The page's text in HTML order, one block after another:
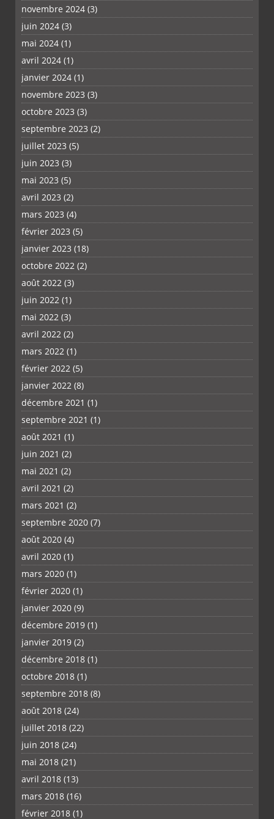
PLUS
novembre 2024 (3)
juin 2024 (3)
mai 2024 (1)
avril 2024 (1)
janvier 2024 (1)
novembre 2023 (3)
octobre 2023 (3)
septembre 2023 (2)
juillet 2023 (5)
juin 2023 (3)
mai 2023 (5)
avril 2023 (2)
mars 2023 (4)
février 2023 (5)
janvier 2023 (18)
octobre 2022 (2)
août 2022 (3)
juin 2022 (1)
mai 2022 (3)
avril 2022 (2)
mars 2022 (1)
février 2022 (5)
janvier 2022 (8)
décembre 2021 (1)
septembre 2021 (1)
août 2021 (1)
juin 2021 (2)
mai 2021 (2)
avril 2021 (2)
mars 2021 (2)
septembre 2020 (7)
août 2020 (4)
avril 2020 (1)
mars 2020 (1)
février 2020 (1)
janvier 2020 (9)
décembre 2019 (1)
janvier 2019 (2)
décembre 2018 (1)
octobre 2018 (1)
septembre 2018 (8)
août 2018 (24)
juillet 2018 (22)
juin 2018 (24)
mai 2018 (21)
avril 2018 (13)
mars 2018 (16)
février 2018 (1)